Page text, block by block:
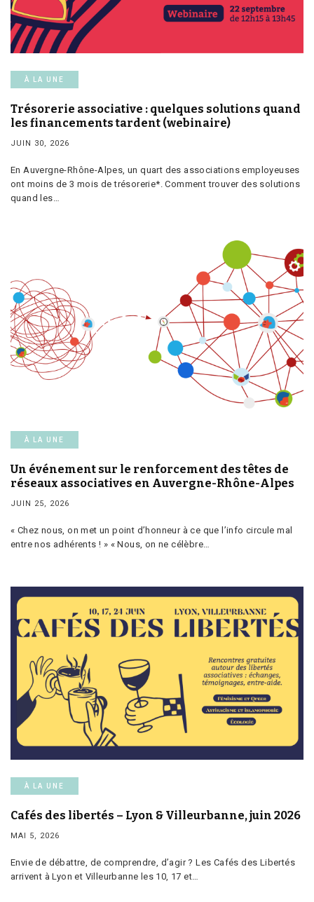
À LA UNE
Trésorerie associative : quelques solutions quand
les financements tardent (webinaire)
JUIN 30, 2026
En Auvergne-Rhône-Alpes, un quart des associations employeuses
ont moins de 3 mois de trésorerie*. Comment trouver des solutions
quand les…
À LA UNE
Un événement sur le renforcement des têtes de
réseaux associatives en Auvergne-Rhône-Alpes
JUIN 25, 2026
« Chez nous, on met un point d’honneur à ce que l’info circule mal
entre nos adhérents ! » « Nous, on ne célèbre…
À LA UNE
Cafés des libertés – Lyon & Villeurbanne, juin 2026
MAI 5, 2026
Envie de débattre, de comprendre, d’agir ? Les Cafés des Libertés
arrivent à Lyon et Villeurbanne les 10, 17 et…